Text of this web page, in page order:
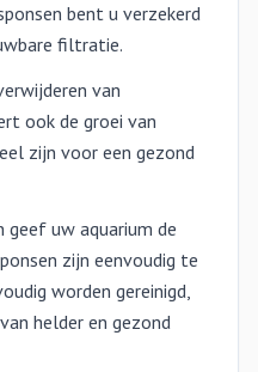
bent u verzekerd
filtratie.
van
ook de groei van
zijn voor een gezond
geef uw aquarium de
zijn eenvoudig te
worden gereinigd,
helder en gezond